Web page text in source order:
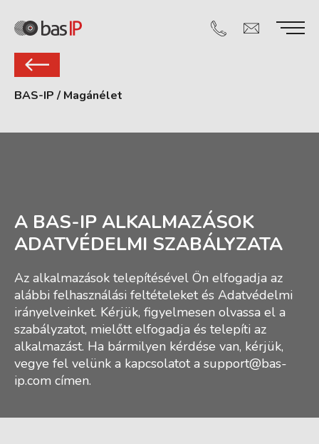
BAS-IP / Magánélet
A BAS-IP ALKALMAZÁSOK
ADATVÉDELMI SZABÁLYZATA
Az alkalmazások telepítésével Ön elfogadja az
alábbi felhasználási feltételeket és Adatvédelmi
irányelveinket. Kérjük, figyelmesen olvassa el a
szabályzatot, mielőtt elfogadja és telepíti az
alkalmazást. Ha bármilyen kérdése van, kérjük,
vegye fel velünk a kapcsolatot a support@bas-
ip.com címen.